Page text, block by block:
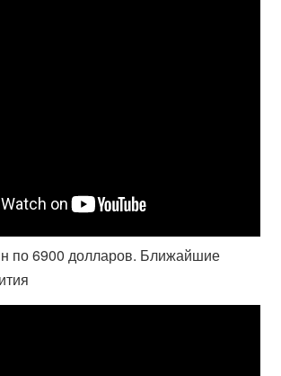
по 6900 долларов. Ближайшие